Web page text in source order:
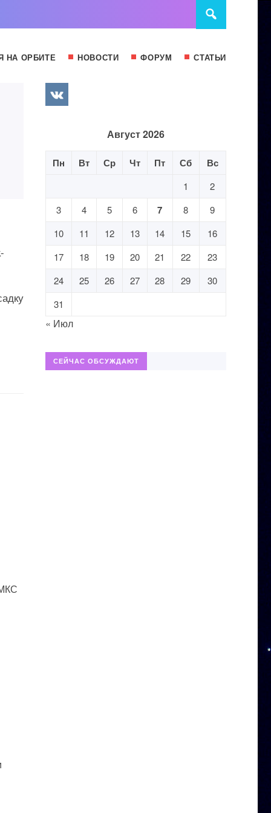
НА ОРБИТЕ НОВОСТИ ФОРУМ СТАТЬИ
Август 2026
Пн Вт Ср Чт Пт Сб Вс
1
2
3
4 5 6 7 8
9
10
11 12 13 14 15
16
17
18 19 20 21 22
23
24
25 26 27 28 29
30
31
« Июл
СЕЙЧАС ОБСУЖДАЮТ